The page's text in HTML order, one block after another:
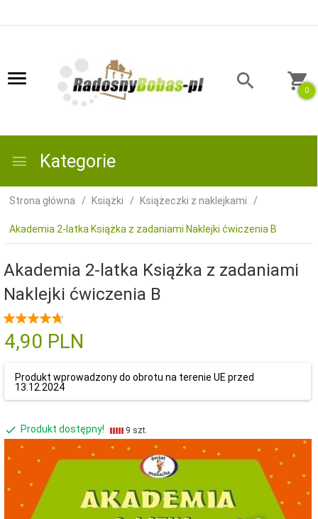
0
Kategorie
Strona główna Książki Książeczki z naklejkami
Akademia 2-latka Książka z zadaniami Naklejki ćwiczenia B
Akademia 2-latka Książka z zadaniami
Naklejki ćwiczenia B
4,90 PLN
Produkt wprowadzony do obrotu na terenie UE przed
13.12.2024
Produkt dostępny! 9 szt.